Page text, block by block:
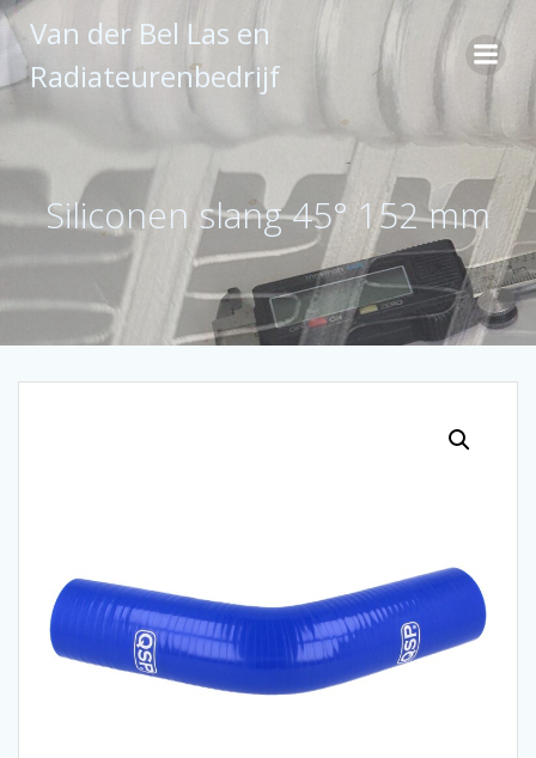
Ga
naar
inhoud
Van der Bel Las en
Radiateurenbedrijf
Siliconen slang 45° 152 mm